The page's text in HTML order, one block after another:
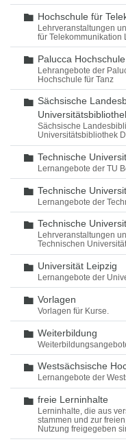
Ordner
Hochschule für
Lehrveranstaltungen
für Telekommunikation
Ordner
Palucca
Lehrangebote der
Hochschule für Tanz
Ordner
Sächsische
Sächsische
Universitätsbibliothek
Ordner
Technische
Lernangebote der TU
Ordner
Technische
Lernangebote der
Ordner
Technische
Lehrveranstaltungen
Technischen
Ordner
Universität Leipzig
Lernangebote der
Ordner
Vorlagen
Vorlagen für Kurse.
Ordner
Weiterbildung
Ordner
Westsächsische
Lernangebote der
Ordner
freie Lerninhalte
Lerninhalte, die aus
stammen und zur
Nutzung freigegeben